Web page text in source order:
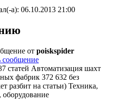
а): 06.10.2013 21:00
от poiskspider
статей Автоматизация шахт
фабрик 372 632 без
разбит на статьи) Техника,
оборудование